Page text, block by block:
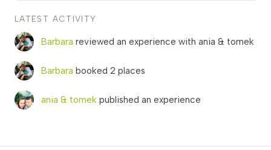
LATEST ACTIVITY
Barbara reviewed an experience with ania & tomek
Barbara booked 2 places
ania & tomek published an experience